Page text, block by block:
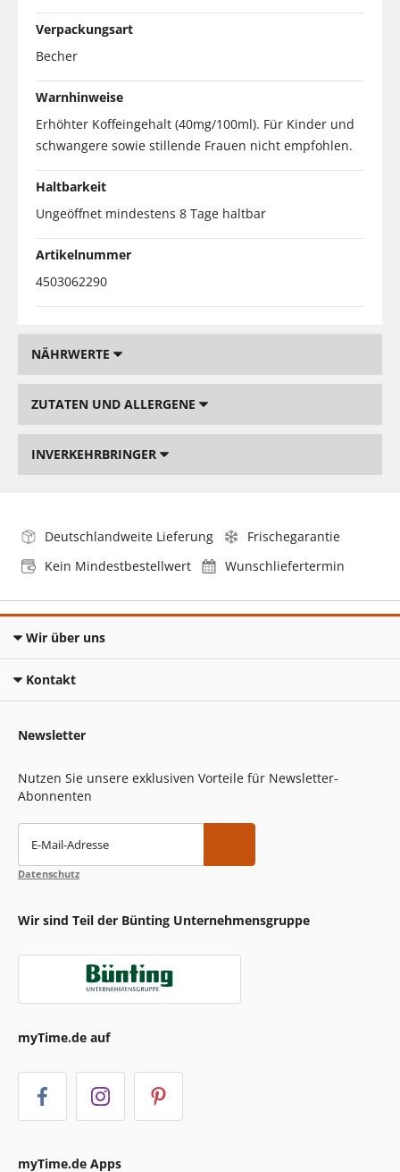
Verpackungsart
Becher
Warnhinweise
Erhöhter Koffeingehalt (40mg/100ml). Für Kinder und
schwangere sowie stillende Frauen nicht empfohlen.
Haltbarkeit
Ungeöffnet mindestens 8 Tage haltbar
Artikelnummer
4503062290
NÄHRWERTE
ZUTATEN UND ALLERGENE
INVERKEHRBRINGER
Deutschlandweite Lieferung
Frischegarantie
Kein Mindestbestellwert
Wunschliefertermin
Wir über uns
Kontakt
Newsletter
Nutzen Sie unsere exklusiven Vorteile für Newsletter-
Abonnenten
E-Mail-Adresse
Datenschutz
Wir sind Teil der Bünting Unternehmensgruppe
myTime.de auf
myTime.de Apps